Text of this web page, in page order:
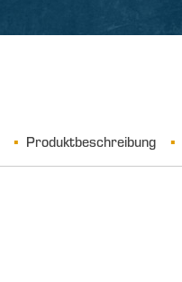
Produktbeschreibung